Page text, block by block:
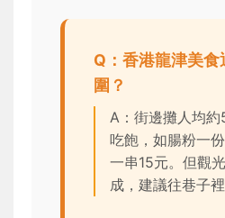
Q：香港龍津美食
圍？
A：街邊攤人均
吃飽，如腸粉一
一串15元。但觀
成，建議往巷子裡